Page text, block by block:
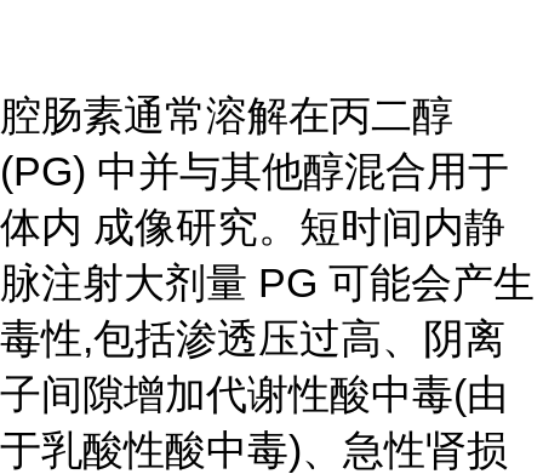
腔肠素通常溶解在丙二醇
(PG) 中并与其他醇混合用于
体内 成像研究。短时间内静
脉注射大剂量 PG 可能会产生
毒性,包括渗透压过高、阴离
子间隙增加代谢性酸中毒(由
于乳酸性酸中毒)、急性肾损